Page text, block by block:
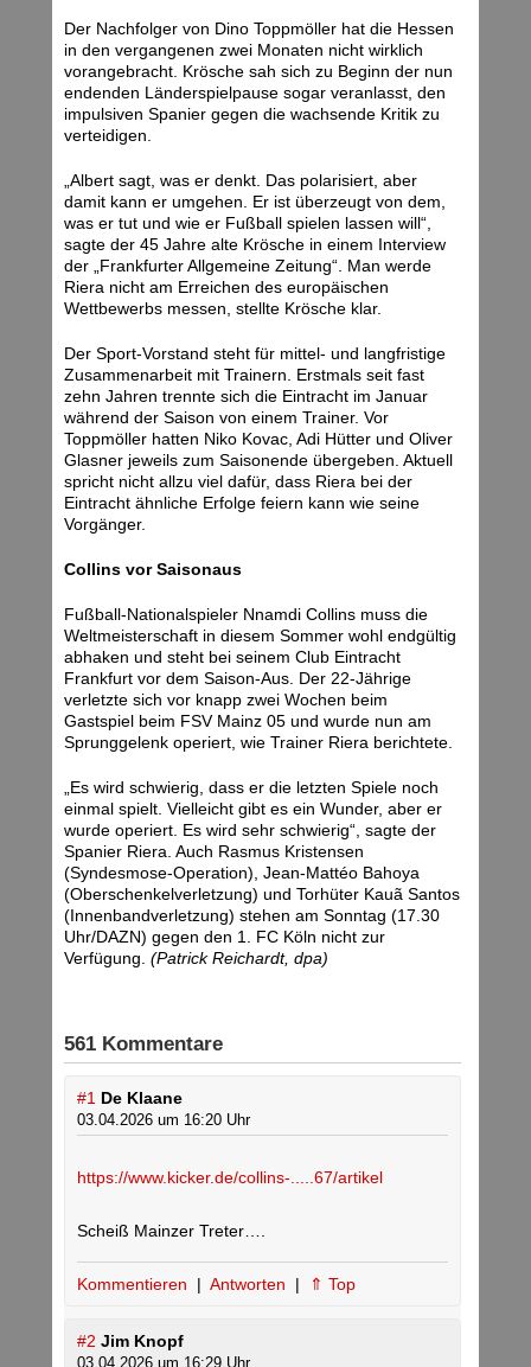
Der Nachfolger von Dino Toppmöller hat die Hessen
in den vergangenen zwei Monaten nicht wirklich
vorangebracht. Krösche sah sich zu Beginn der nun
endenden Länderspielpause sogar veranlasst, den
impulsiven Spanier gegen die wachsende Kritik zu
verteidigen.
„Albert sagt, was er denkt. Das polarisiert, aber
damit kann er umgehen. Er ist überzeugt von dem,
was er tut und wie er Fußball spielen lassen will“,
sagte der 45 Jahre alte Krösche in einem Interview
der „Frankfurter Allgemeine Zeitung“. Man werde
Riera nicht am Erreichen des europäischen
Wettbewerbs messen, stellte Krösche klar.
Der Sport-Vorstand steht für mittel- und langfristige
Zusammenarbeit mit Trainern. Erstmals seit fast
zehn Jahren trennte sich die Eintracht im Januar
während der Saison von einem Trainer. Vor
Toppmöller hatten Niko Kovac, Adi Hütter und Oliver
Glasner jeweils zum Saisonende übergeben. Aktuell
spricht nicht allzu viel dafür, dass Riera bei der
Eintracht ähnliche Erfolge feiern kann wie seine
Vorgänger.
Collins vor Saisonaus
Fußball-Nationalspieler Nnamdi Collins muss die
Weltmeisterschaft in diesem Sommer wohl endgültig
abhaken und steht bei seinem Club Eintracht
Frankfurt vor dem Saison-Aus. Der 22-Jährige
verletzte sich vor knapp zwei Wochen beim
Gastspiel beim FSV Mainz 05 und wurde nun am
Sprunggelenk operiert, wie Trainer Riera berichtete.
„Es wird schwierig, dass er die letzten Spiele noch
einmal spielt. Vielleicht gibt es ein Wunder, aber er
wurde operiert. Es wird sehr schwierig“, sagte der
Spanier Riera. Auch Rasmus Kristensen
(Syndesmose-Operation), Jean-Mattéo Bahoya
(Oberschenkelverletzung) und Torhüter Kauã Santos
(Innenbandverletzung) stehen am Sonntag (17.30
Uhr/DAZN) gegen den 1. FC Köln nicht zur
Verfügung. (Patrick Reichardt, dpa)
561 Kommentare
#1 De Klaane
03.04.2026 um 16:20 Uhr
https://www.kicker.de/collins-.....67/artikel
Scheiß Mainzer Treter….
Kommentieren | Antworten | ⇑ Top
#2 Jim Knopf
03.04.2026 um 16:29 Uhr